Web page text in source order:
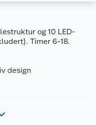
og 10 LED-
Timer 6-18.
design
7071189352290
8.5 X 8.5 X 17.5 CM